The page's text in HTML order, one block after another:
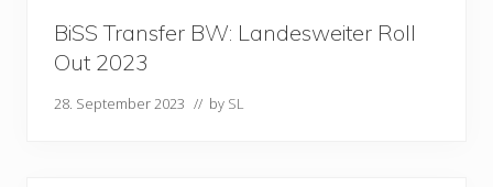
BiSS Transfer BW: Landesweiter Roll
Out 2023
28. September 2023 // by SL